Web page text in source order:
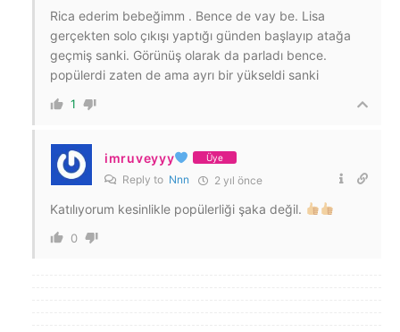
Rica ederim bebeğimm . Bence de vay be. Lisa
gerçekten solo çıkışı yaptığı günden başlayıp atağa
geçmiş sanki. Görünüş olarak da parladı bence.
popülerdi zaten de ama ayrı bir yükseldi sanki
1
imruveyyy Üye
Reply to Nnn 2 yıl önce
Katılıyorum kesinlikle popülerliği şaka değil.
0